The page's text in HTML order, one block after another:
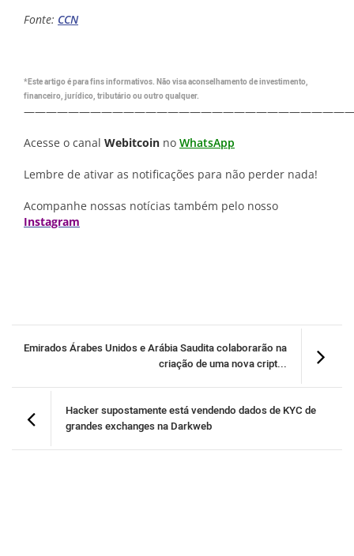
Fonte: CCN
*Este artigo é para fins informativos. Não visa aconselhamento de investimento,
financeiro, jurídico, tributário ou outro qualquer.
Acesse o canal Webitcoin no WhatsApp
Lembre de ativar as notificações para não perder nada!
Acompanhe nossas notícias também pelo nosso
Instagram
Emirados Árabes Unidos e Arábia Saudita colaborarão na
criação de uma nova cript...
Hacker supostamente está vendendo dados de KYC de
grandes exchanges na Darkweb